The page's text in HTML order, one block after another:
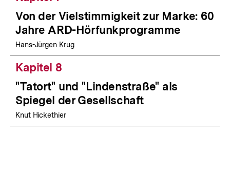
Von der Vielstimmigkeit zur Marke: 60
Jahre ARD-Hörfunkprogramme
Hans-Jürgen Krug
Kapitel 8
"Tatort" und "Lindenstraße" als
Spiegel der Gesellschaft
Knut Hickethier